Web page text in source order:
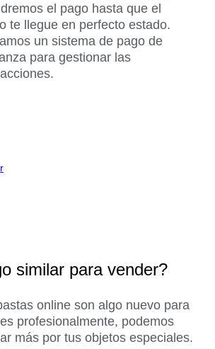
el pago hasta que el
te llegue en perfecto estado.
un sistema de pago de
para gestionar las
similar para vender?
online son algo nuevo para
profesionalmente, podemos
más por tus objetos especiales.